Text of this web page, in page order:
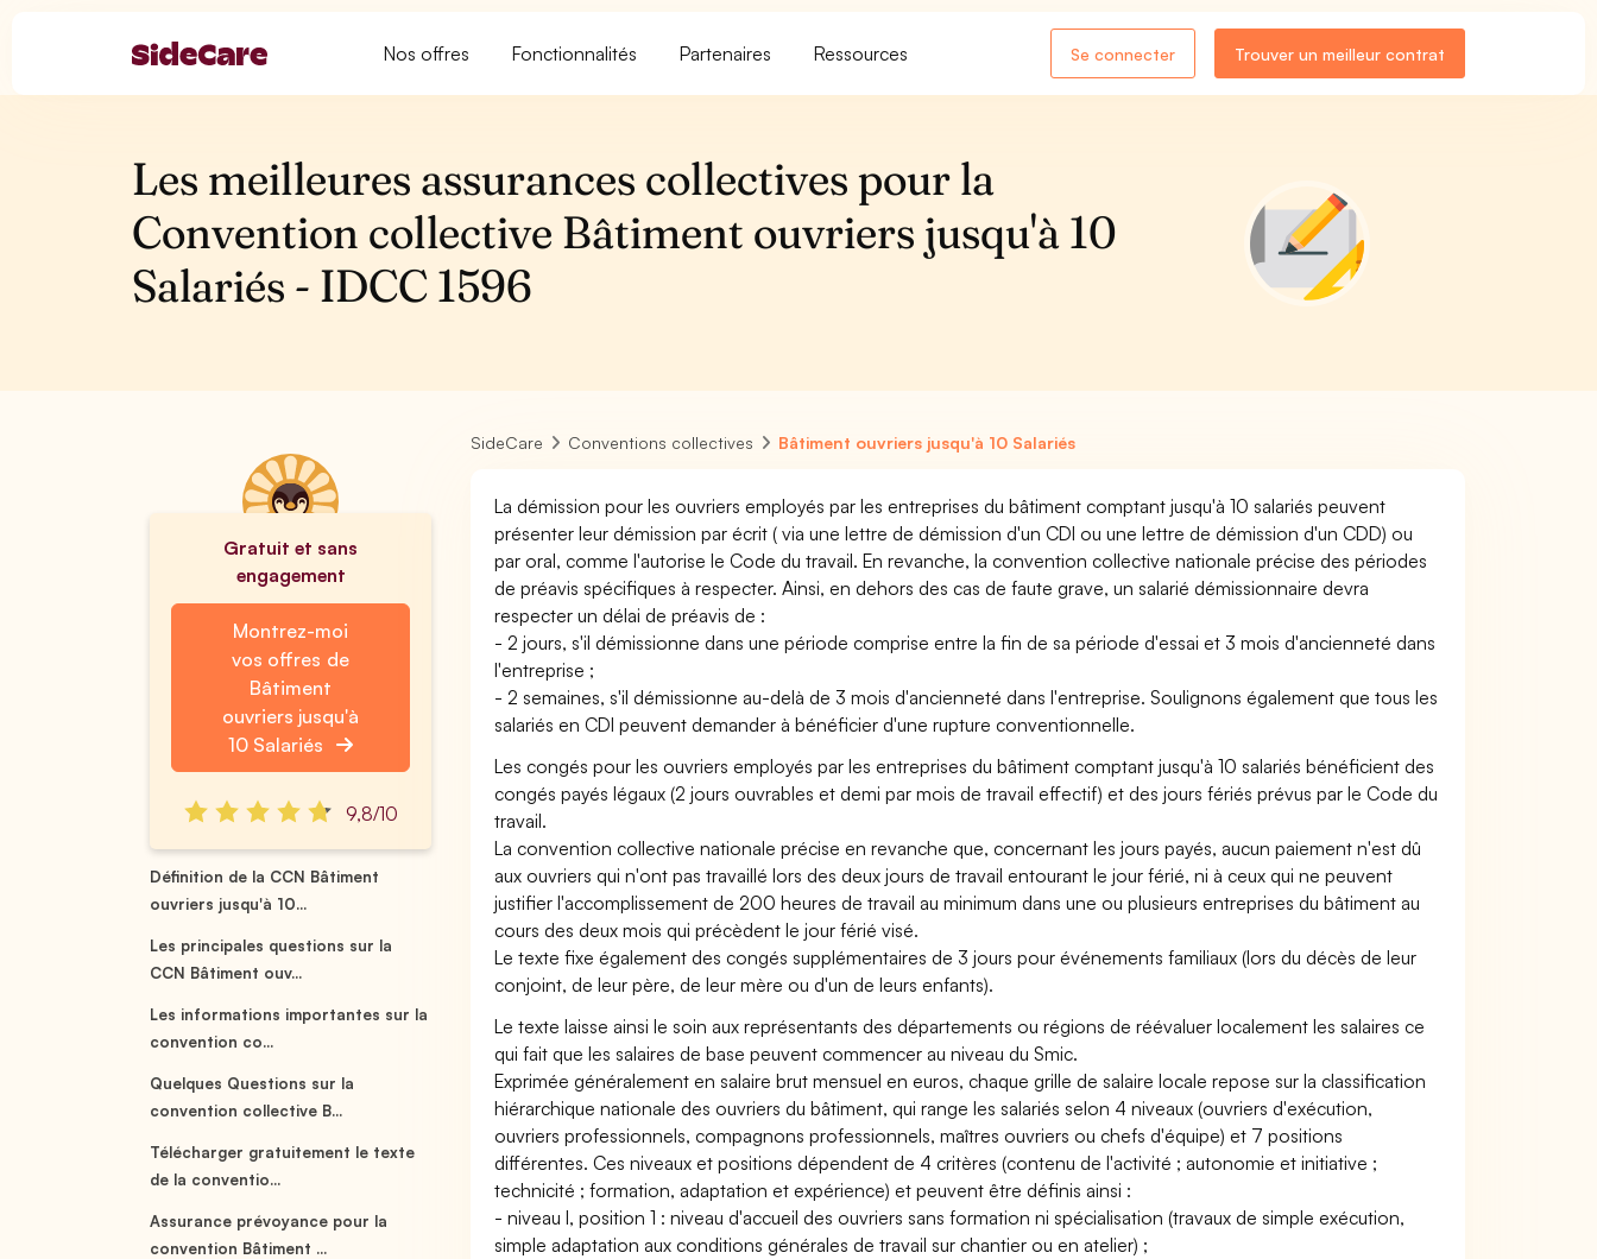
Nos offres Fonctionnalités Partenaires Ressources Se connecter Trouver un meilleur contrat
Les meilleures assurances collectives pour la
Convention collective Bâtiment ouvriers jusqu'à 10
Salariés - IDCC 1596
Gratuit et sans
engagement
Montrez-moi
vos offres de
Bâtiment
ouvriers jusqu'à
10 Salariés
9,8/10
Définition de la CCN Bâtiment
ouvriers jusqu'à 10...
Les principales questions sur la
CCN Bâtiment ouv...
Les informations importantes sur la
convention co...
Quelques Questions sur la
convention collective B...
Télécharger gratuitement le texte
de la conventio...
Assurance prévoyance pour la
convention Bâtiment ...
SideCare Conventions collectives Bâtiment ouvriers jusqu'à 10 Salariés
La démission pour les ouvriers employés par les entreprises du bâtiment comptant jusqu'à 10 salariés peuvent
présenter leur démission par écrit ( via une lettre de démission d'un CDI ou une lettre de démission d'un CDD) ou
par oral, comme l'autorise le Code du travail. En revanche, la convention collective nationale précise des périodes
de préavis spécifiques à respecter. Ainsi, en dehors des cas de faute grave, un salarié démissionnaire devra
respecter un délai de préavis de :
- 2 jours, s'il démissionne dans une période comprise entre la fin de sa période d'essai et 3 mois d'ancienneté dans
l'entreprise ;
- 2 semaines, s'il démissionne au-delà de 3 mois d'ancienneté dans l'entreprise. Soulignons également que tous les
salariés en CDI peuvent demander à bénéficier d'une rupture conventionnelle.
Les congés pour les ouvriers employés par les entreprises du bâtiment comptant jusqu'à 10 salariés bénéficient des
congés payés légaux (2 jours ouvrables et demi par mois de travail effectif) et des jours fériés prévus par le Code du
travail.
La convention collective nationale précise en revanche que, concernant les jours payés, aucun paiement n'est dû
aux ouvriers qui n'ont pas travaillé lors des deux jours de travail entourant le jour férié, ni à ceux qui ne peuvent
justifier l'accomplissement de 200 heures de travail au minimum dans une ou plusieurs entreprises du bâtiment au
cours des deux mois qui précèdent le jour férié visé.
Le texte fixe également des congés supplémentaires de 3 jours pour événements familiaux (lors du décès de leur
conjoint, de leur père, de leur mère ou d'un de leurs enfants).
Le texte laisse ainsi le soin aux représentants des départements ou régions de réévaluer localement les salaires ce
qui fait que les salaires de base peuvent commencer au niveau du Smic.
Exprimée généralement en salaire brut mensuel en euros, chaque grille de salaire locale repose sur la classification
hiérarchique nationale des ouvriers du bâtiment, qui range les salariés selon 4 niveaux (ouvriers d'exécution,
ouvriers professionnels, compagnons professionnels, maîtres ouvriers ou chefs d'équipe) et 7 positions
différentes. Ces niveaux et positions dépendent de 4 critères (contenu de l'activité ; autonomie et initiative ;
technicité ; formation, adaptation et expérience) et peuvent être définis ainsi :
- niveau I, position 1 : niveau d'accueil des ouvriers sans formation ni spécialisation (travaux de simple exécution,
simple adaptation aux conditions générales de travail sur chantier ou en atelier) ;